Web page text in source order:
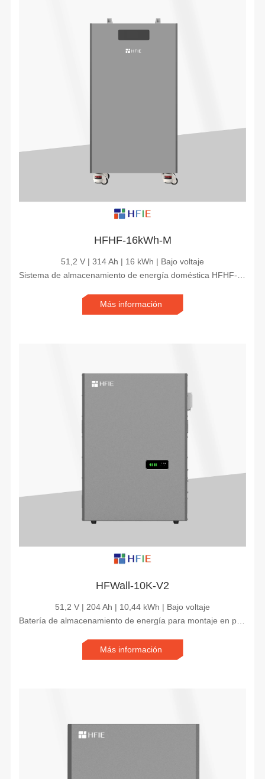
HFHF-16kWh-M
51,2 V | 314 Ah | 16 kWh | Bajo voltaje
Sistema de almacenamiento de energía doméstica HFHF-16kWh-M
Más información
HFWall-10K-V2
51,2 V | 204 Ah | 10,44 kWh | Bajo voltaje
Batería de almacenamiento de energía para montaje en pared LFPWall-10kwh de stock europeo
Más información